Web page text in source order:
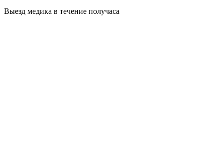
Выезд медика в течение получаса